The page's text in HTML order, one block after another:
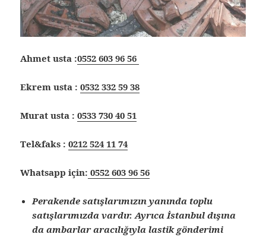
Ahmet usta :0552 603 96 56
Ekrem usta :0532 332 59 38
Murat usta :0533 730 40 51
Tel&faks :0212 524 11 74
Whatsapp için: 0552 603 96 56
Perakende satışlarımızın yanında toplu
satışlarımızda vardır. Ayrıca İstanbul dışına
da ambarlar aracılığıyla lastik gönderimi